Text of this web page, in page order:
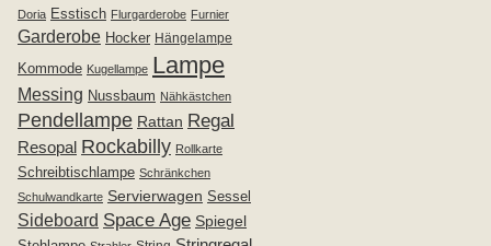
Doria Esstisch Flurgarderobe Furnier
Garderobe Hocker Hängelampe
Kommode Kugellampe Lampe
Messing Nussbaum Nähkästchen
Pendellampe Rattan Regal
Resopal Rockabilly Rollkarte
Schreibtischlampe Schränkchen
Schulwandkarte Servierwagen Sessel
Sideboard Space Age Spiegel